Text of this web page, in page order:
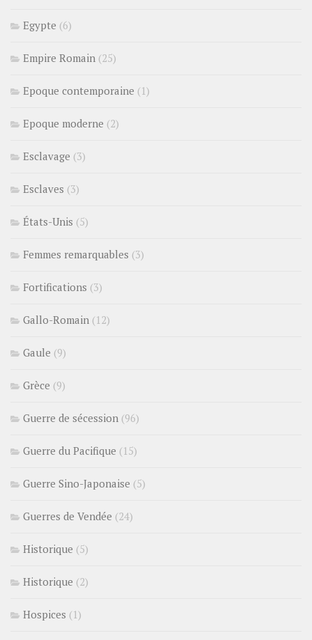
Egypte (6)
Empire Romain (25)
Epoque contemporaine (1)
Epoque moderne (2)
Esclavage (3)
Esclaves (3)
États-Unis (5)
Femmes remarquables (3)
Fortifications (3)
Gallo-Romain (12)
Gaule (9)
Grèce (9)
Guerre de sécession (96)
Guerre du Pacifique (15)
Guerre Sino-Japonaise (5)
Guerres de Vendée (24)
Historique (5)
Historique (2)
Hospices (1)